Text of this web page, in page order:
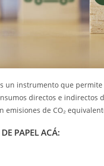
un instrumento que
directos e indirectos
emisiones de CO₂
PAPEL ACÁ: